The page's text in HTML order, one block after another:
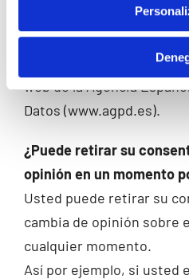
cumplimentación.
Para saber más sobre
protección de datos,
web de la Agencia
Datos (www.agpd.es).
¿Puede retirar su
opinión en un momento
Usted puede retirar su
cambia de opinión sobre
cualquier momento.
Así por ejemplo, si usted